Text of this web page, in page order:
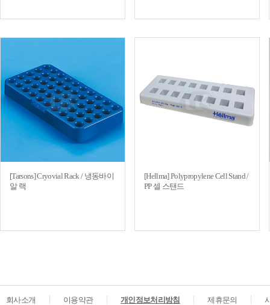
[Tarsons] Cryovial Rack / 냉동바이
알 랙
[Hellma] Polypropylene Cell Stand /
PP 셀 스탠드
회사소개 이용약관 개인정보처리방침 제휴문의